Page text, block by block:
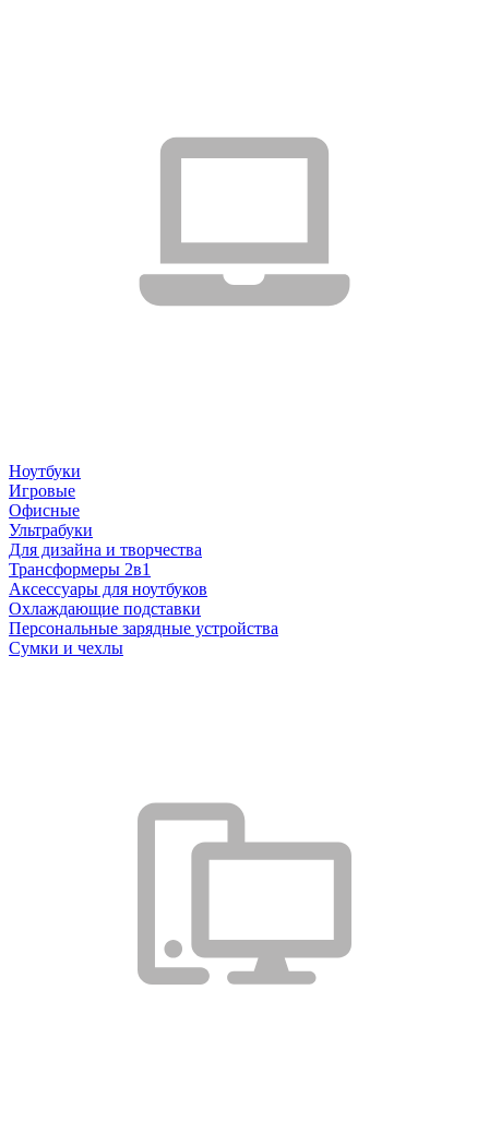
Ноутбуки
Игровые
Офисные
Ультрабуки
Для дизайна и творчества
Трансформеры 2в1
Аксессуары для ноутбуков
Охлаждающие подставки
Персональные зарядные устройства
Сумки и чехлы